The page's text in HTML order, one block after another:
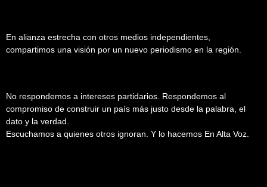
En alianza estrecha con otros medios independientes,
compartimos una visión por un nuevo periodismo en la región.
No respondemos a intereses partidarios. Respondemos al
compromiso de construir un país más justo desde la palabra, el
dato y la verdad.
Escuchamos a quienes otros ignoran. Y lo hacemos En Alta Voz.